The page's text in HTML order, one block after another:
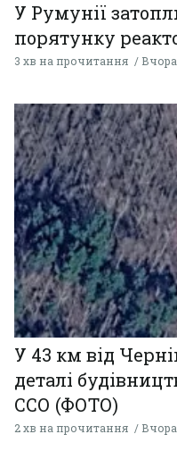
У Румунії
порятунку
3 хв на прочитання Вчора
У 43 км від
деталі
ССО (ФОТО)
2 хв на прочитання Вчора